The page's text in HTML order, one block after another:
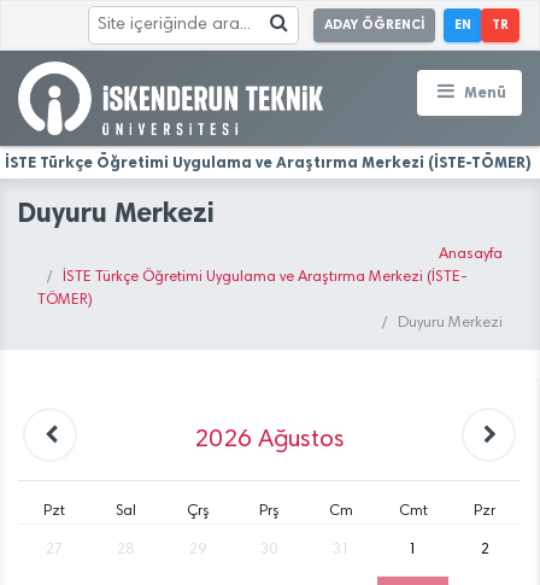
ADAY ÖĞRENCİ EN TR
Menü
İSTE Türkçe Öğretimi Uygulama ve Araştırma Merkezi (İSTE-TÖMER)
Duyuru Merkezi
Anasayfa
İSTE Türkçe Öğretimi Uygulama ve Araştırma Merkezi (İSTE-
TÖMER)
Duyuru Merkezi
2026 Ağustos
Pzt Sal Çrş Prş Cm Cmt Pzr
27 28 29 30 31 2